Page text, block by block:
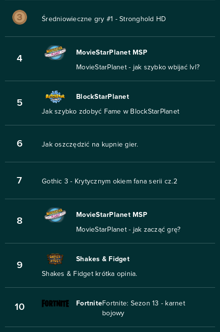
Średniowieczne gry #1 - Stronghold HD
4
MovieStarPlanet MSP
MovieStarPlanet - jak szybko wbijać lvl?
5
BlockStarPlanet
Jak szybko zdobyć Fame w BlockStarPlanet
6 Jak oszczędzić na kupnie gier.
7 Gothic 3 - Krytycznym okiem fana serii cz.2
8
MovieStarPlanet MSP
MovieStarPlanet - jak zacząć grę?
9
Shakes & Fidget
Shakes & Fidget krótka opinia.
10 FortniteFortnite: Sezon 13 - karnet
bojowy